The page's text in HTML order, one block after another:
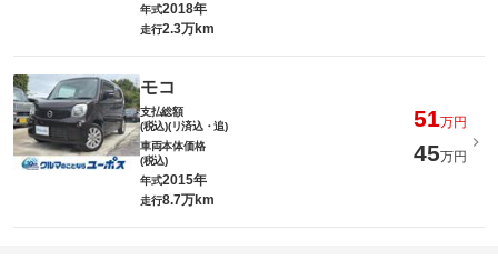
年式2018年
走行2.3万km
モコ
支払総額
(税込)(リ済込・追)
51万円
車両本体価格
(税込)
45万円
年式2015年
走行8.7万km